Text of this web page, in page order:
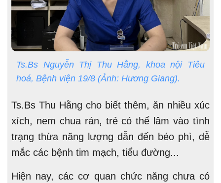
Ts.Bs Nguyễn Thị Thu Hằng, khoa nội Tiêu
hoá, Bệnh viện 19/8 (Ảnh: Hương Giang).
Ts.Bs Thu Hằng cho biết thêm, ăn nhiều xúc
xích, nem chua rán, trẻ có thể lâm vào tình
trạng thừa năng lượng dẫn đến béo phì, dễ
mắc các bệnh tim mạch, tiểu đường...
Hiện nay, các cơ quan chức năng chưa có